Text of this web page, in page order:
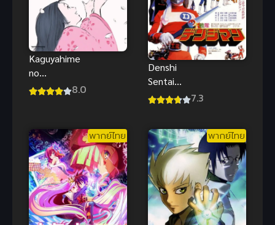
Kaguyahime
no
Monogatari
Kaguya) เจ้า
หญิงกระบอก
ไม้ไผ่ พากย์
ไทย
8.0
Denshi
Sentai
Denjiman
วี่ พากย์ไทย
สนุกสุดๆ
7.3
พากย์ไทย พากย์ไทย